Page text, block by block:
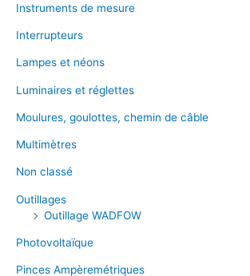
Instruments de mesure
Interrupteurs
Lampes et néons
Luminaires et réglettes
Moulures, goulottes, chemin de câble
Multimètres
Non classé
Outillages
Outillage WADFOW
Photovoltaïque
Pinces Ampèremétriques